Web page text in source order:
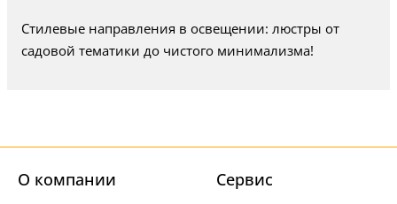
Стилевые направления в освещении: люстры от
садовой тематики до чистого минимализма!
О компании Cервис